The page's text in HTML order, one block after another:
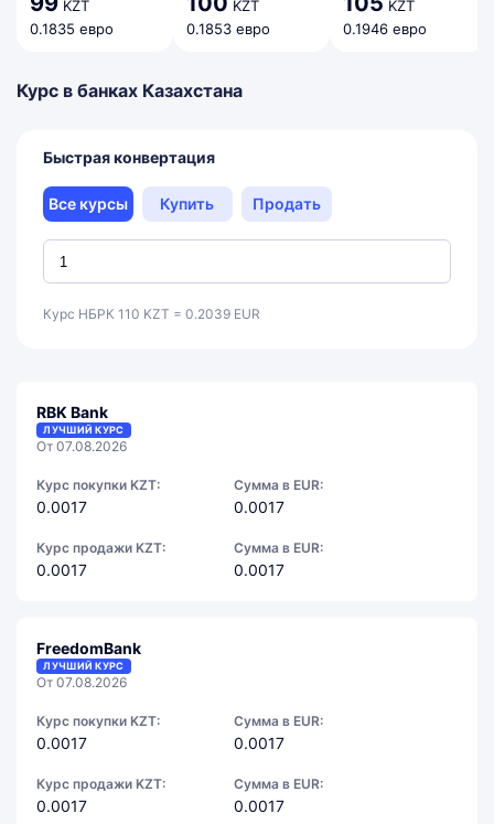
KZT
0.1835 евро
KZT
0.1853 евро
KZT
0.1946 евро
Курс в банках Казахстана
Быстрая конвертация
Все курсы Купить Продать
Курс НБРК 110 KZT = 0.2039 EUR
RBK Bank
ЛУЧШИЙ КУРС
От 07.08.2026
Курс покупки KZT:
0.0017
Сумма в EUR:
0.0017
Курс продажи KZT:
0.0017
Сумма в EUR:
0.0017
FreedomBank
ЛУЧШИЙ КУРС
От 07.08.2026
Курс покупки KZT:
0.0017
Сумма в EUR:
0.0017
Курс продажи KZT:
0.0017
Сумма в EUR:
0.0017